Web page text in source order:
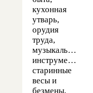
кухонная
утварь,
орудия
труда,
музыкальные
инструменты,
старинные
весы и
безмены,